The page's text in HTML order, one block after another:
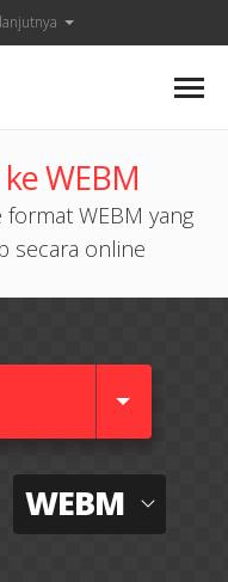
WEBM
WEBM yang
secara online
WEBM